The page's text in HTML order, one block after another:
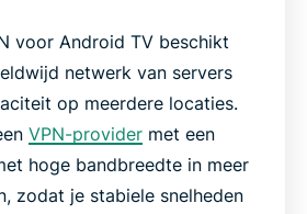
voor Android TV beschikt
netwerk van servers
op meerdere locaties.
VPN-providermet een
hoge bandbreedte in meer
zodat je stabiele snelheden